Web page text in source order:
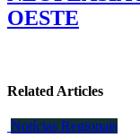
OESTE
Related Articles
Notícias Regionais